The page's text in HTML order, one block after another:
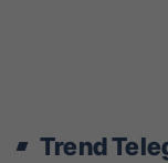
Trend